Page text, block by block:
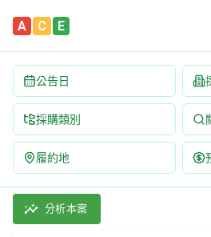
A C E
公告日
採購類別
履約地
新莊國小115年5月學校午餐食材(
採購類別：財物類 肉類,魚,果實,
分析本案